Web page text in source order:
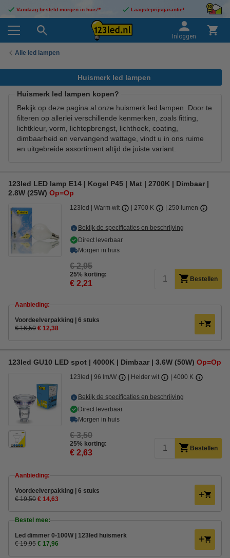
Vandaag besteld morgen in huis!* Laagsteprijsgarantie!
Inloggen
Alle led lampen
Huismerk led lampen
Huismerk led lampen kopen?
Bekijk op deze pagina al onze huismerk led lampen. Door te
filteren op allerlei verschillende kenmerken, zoals fitting,
lichtkleur, vorm, lichtopbrengst, lichthoek, coating,
dimbaarheid en vervangend wattage, vindt u in ons ruime
en uitgebreide assortiment altijd de juiste variant.
123led LED lamp E14 | Kogel P45 | Mat | 2700K | Dimbaar |
2.8W (25W) Op=Op
123led Warm wit 2700 K 250 lumen
Bekijk de specificaties en beschrijving
Direct leverbaar
Morgen in huis
€ 2,95
25% korting:
€ 2,21 Bestellen
Aanbieding:
Voordeelverpakking | 6 stuks
€ 16,50 € 12,38
123led GU10 LED spot | 4000K | Dimbaar | 3.6W (50W) Op=Op
123led 96 lm/W Helder wit 4000 K
Bekijk de specificaties en beschrijving
Direct leverbaar
Morgen in huis
€ 3,50
25% korting:
€ 2,63 Bestellen
Aanbieding:
Voordeelverpakking | 6 stuks
€ 19,50 € 14,63
Bestel mee:
Led dimmer 0-100W | 123led huismerk
€ 19,95 € 17,96